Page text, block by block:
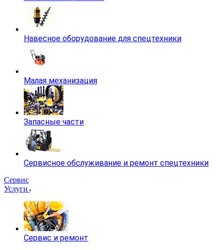
Навесное оборудование для спецтехники
Малая механизация
Запасные части
Сервисное обслуживание и ремонт спецтехники
Сервис
Услуги
Сервис и ремонт